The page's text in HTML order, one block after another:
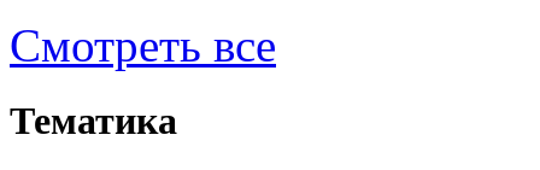
Смотреть все
Тематика